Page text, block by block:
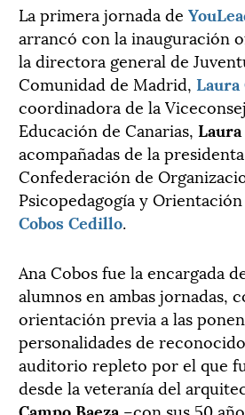
La primera jornada de
arrancó con la inauguración
la directora general de
Comunidad de Madrid,
coordinadora de la
Educación de Canarias,
acompañadas de la
Confederación de
Psicopedagogía y
Cobos Cedillo.
Ana Cobos fue la encargada
alumnos en ambas jornadas,
orientación previa a las
personalidades de
auditorio repleto por el que
desde la veteranía del
Campo Baeza –con sus 50